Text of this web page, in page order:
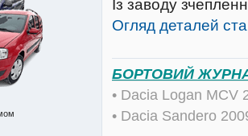
Із заводу
Огляд деталей
БОРТОВИЙ
• Dacia Logan
• Dacia Sandero